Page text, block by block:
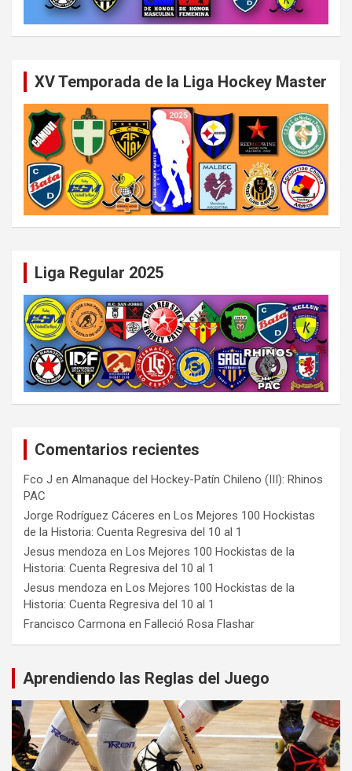
XV Temporada de la Liga Hockey Master
Liga Regular 2025
Comentarios recientes
Fco J en Almanaque del Hockey-Patín Chileno (III): Rhinos
PAC
Jorge Rodríguez Cáceres en Los Mejores 100 Hockistas
de la Historia: Cuenta Regresiva del 10 al 1
Jesus mendoza en Los Mejores 100 Hockistas de la
Historia: Cuenta Regresiva del 10 al 1
Jesus mendoza en Los Mejores 100 Hockistas de la
Historia: Cuenta Regresiva del 10 al 1
Francisco Carmona en Falleció Rosa Flashar
Aprendiendo las Reglas del Juego